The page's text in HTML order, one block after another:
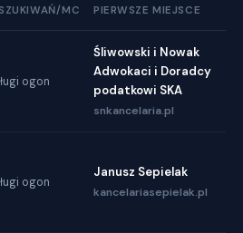
MC PIERWSZE MIEJSCE
ogon
Śliwowski i Nowak
Adwokaci i Doradcy
podatkowi SKA
snkancelaria.pl
ogon
Janusz Sepielak
kancelariasepielak.pl